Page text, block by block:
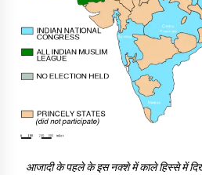
आजादी के पहले के इस नक्शे में काले हिस्से में